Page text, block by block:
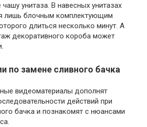
чашу унитаза. В навесных унитазах
лишь блочным комплектующим
длиться несколько минут. А
декоративного короба может
по замене сливного бачка
видеоматериалы дополнят
действий при
бачка и познакомят с нюансами